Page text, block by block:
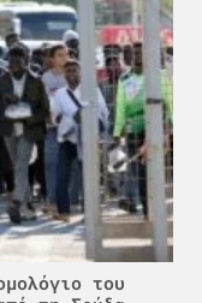
του